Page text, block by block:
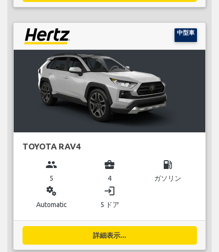
中型車
TOYOTA RAV4
group
5
business_center
4
local_gas_station
ガソリン
miscellaneous_services
Automatic
login
5 ドア
詳細表示...